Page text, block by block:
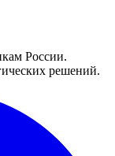
России.
решений.